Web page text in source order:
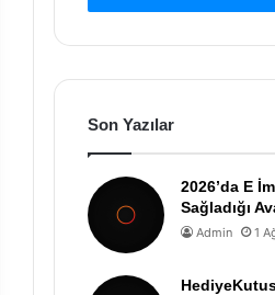
Son Yazılar
2026’da E
Sağladığı
Admin 1